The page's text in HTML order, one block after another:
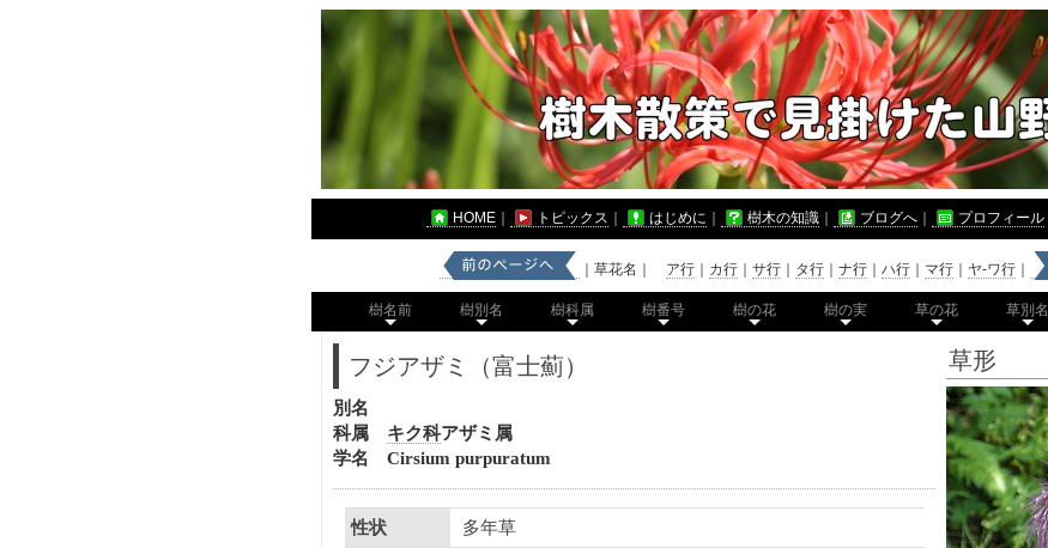
HOME トピックス はじめに 樹木の知識 ブログへ プロフィール
｜草花名｜ ア行 カ行 サ行 タ行 ナ行 ハ行 マ行 ヤ-ワ行
樹名前 樹別名 樹科属 樹番号 樹の花 樹の実 草の花 草別名
フジアザミ（富士薊）
別名
科属 キク科アザミ属
学名 Cirsium purpuratum
性状 多年草
草形